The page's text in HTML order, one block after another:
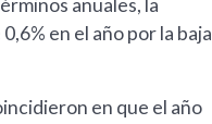
anuales, la
en el año por la baja
en que el año